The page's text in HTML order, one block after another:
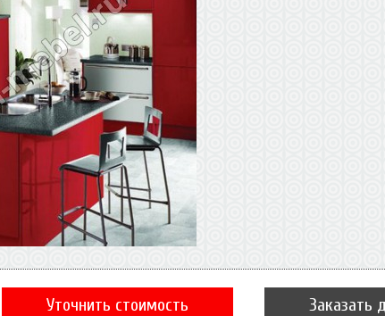
Уточнить стоимость Заказать